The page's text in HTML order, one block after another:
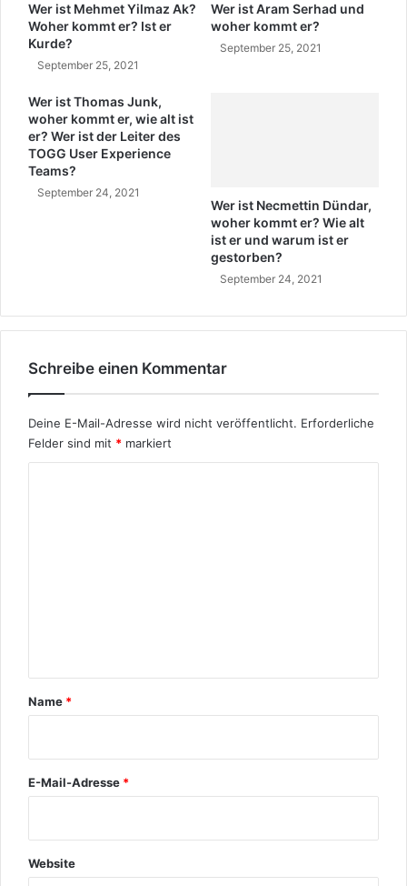
a
?
C
e
y
t
A
k
e
Wer ist Mehmet Yilmaz Ak?
Woher kommt er? Ist er
Kurde?
September 25, 2021
Wer ist Aram Serhad und
woher kommt er?
September 25, 2021
Wer ist Thomas Junk,
woher kommt er, wie alt ist
er? Wer ist der Leiter des
TOGG User Experience
Teams?
September 24, 2021
Wer ist Necmettin Dündar,
woher kommt er? Wie alt
ist er und warum ist er
gestorben?
September 24, 2021
Schreibe einen Kommentar
Deine E-Mail-Adresse wird nicht veröffentlicht. Erforderliche
Felder sind mit * markiert
rName *
E-Mail-Adresse *
Website